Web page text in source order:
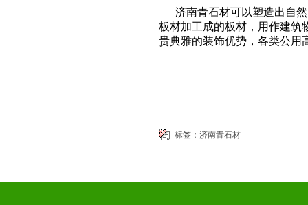
济南青石材可以塑造出自然
板材加工成的板材，用作建筑
贵典雅的装饰优势，各类公用
标签： 济南青石材